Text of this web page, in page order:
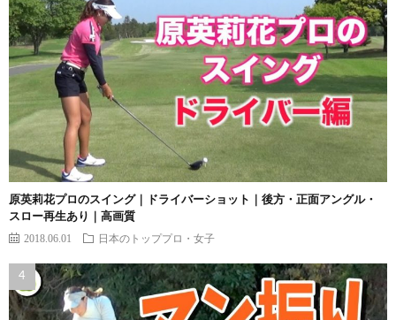
原英莉花プロのスイング｜ドライバーショット｜後方・正面アングル・
スロー再生あり｜高画質
2018.06.01 日本のトッププロ・女子